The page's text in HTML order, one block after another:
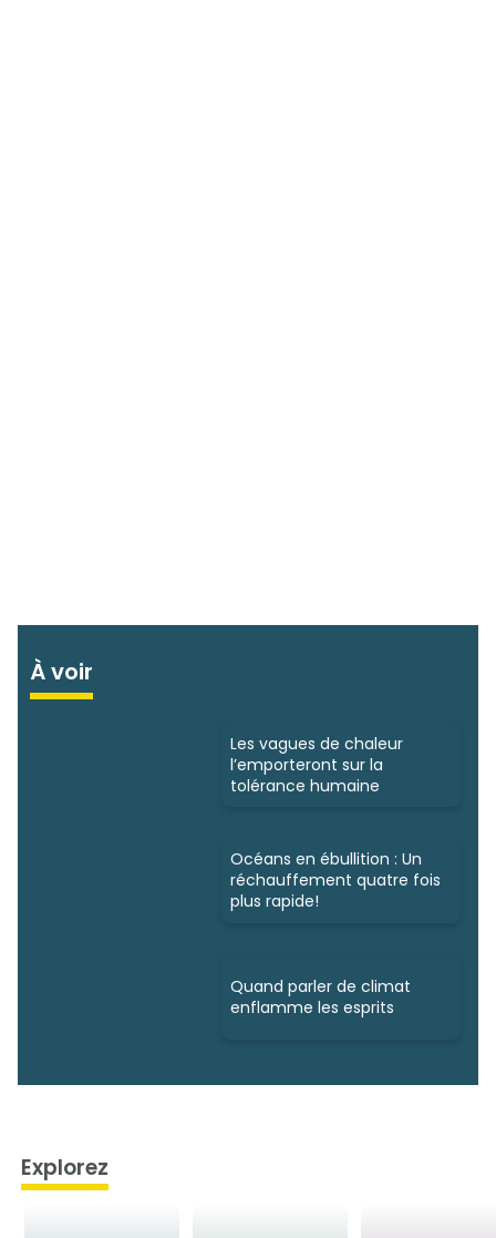
À voir
Les vagues de chaleur
l’emporteront sur la
tolérance humaine
Océans en ébullition : Un
réchauffement quatre fois
plus rapide!
Quand parler de climat
enflamme les esprits
Explorez